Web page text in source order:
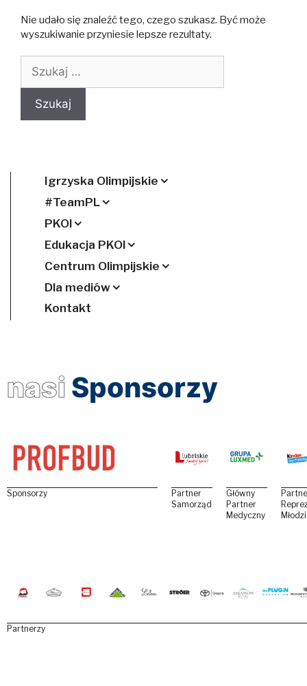
Nie udało się znaleźć tego, czego szukasz. Być może
wyszukiwanie przyniesie lepsze rezultaty.
Igrzyska Olimpijskie
#TeamPL
PKOl
Edukacja PKOl
Centrum Olimpijskie
Dla mediów
Kontakt
nasi Sponsorzy
Sponsorzy
Partner
Samorządowy
Główny
Partner
Medyczny
Partnerzy